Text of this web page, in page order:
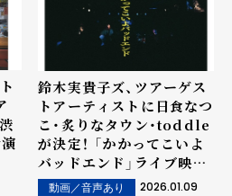
鈴木実貴子ズ、ツアーゲス
トアーティストに日食なつ
こ・炙りなタウン・toddle
が決定！ 「かかってこいよ
バッドエンド」ライブ映像
公開も
動画／音声あり 2026.01.09